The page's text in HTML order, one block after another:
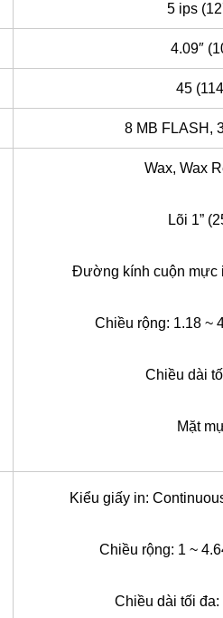
5 ips
4.09″
45
8 MB FLASH,
Wax, Wax
Lõi 1”
Đường kính cuộn mực
Chiều rộng: 1.18 ~
Chiều dài
Mặt
Kiểu giấy in:
Chiều rộng: 1 ~
Chiều dài tối đa: